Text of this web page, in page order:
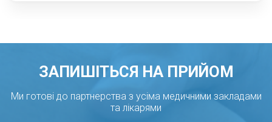
ЗАПИШІТЬСЯ НА ПРИЙОМ
Ми готові до партнерства з усіма медичними закладами
та лікарями